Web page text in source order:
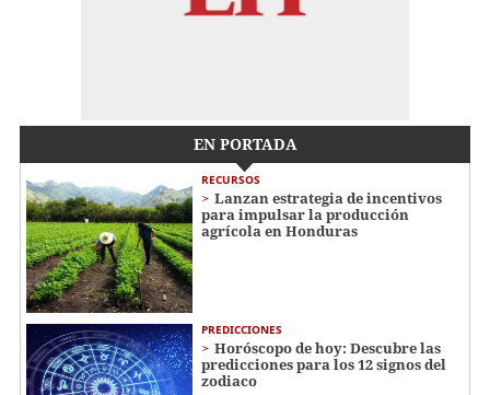
EN PORTADA
RECURSOS
Lanzan estrategia de incentivos
para impulsar la producción
agrícola en Honduras
PREDICCIONES
Horóscopo de hoy: Descubre las
predicciones para los 12 signos del
zodiaco